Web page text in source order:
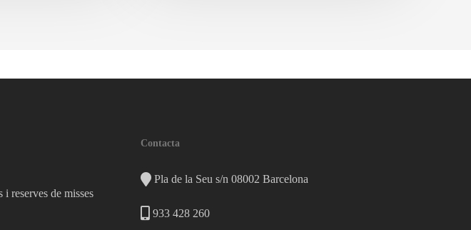
reserves de misses
Contacta
Pla de la Seu s/n 08002 Barcelona
933 428 260